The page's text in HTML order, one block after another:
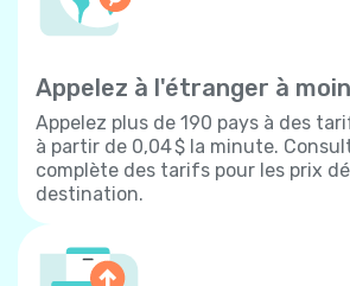
Appelez à l'étranger à
Appelez plus de 190 pays à des
à partir de 0,04 $ la minute.
complète des tarifs pour les prix
destination.